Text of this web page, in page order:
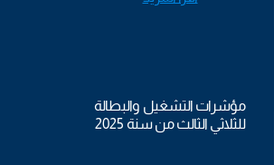
مؤشرات التشغيل والبطالة
للثلاثي الثالث من سنة 2025